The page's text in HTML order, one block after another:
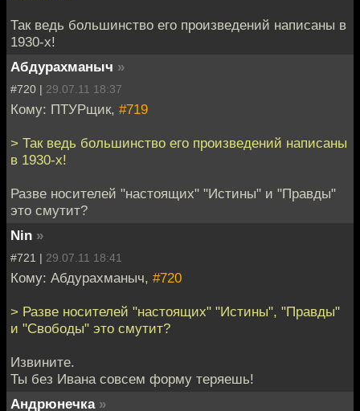
Так ведь большинство его произведений написаны в
1930-х!
Абдурахманыч »
#720 | 29.07.11 18:37
Кому: ПТУРщик, #719
> Так ведь большинство его произведений написаны
в 1930-х!
Разве носителей "настоящих" "Истины" и "Правды"
это смутит?
Nin »
#721 | 29.07.11 18:41
Кому: Абдурахманыч, #720
> Разве носителей "настоящих" "Истины", "Правды"
и "Свободы" это смутит?
Извините.
Ты без Ивана совсем форму теряешь!
Андрюнечка »